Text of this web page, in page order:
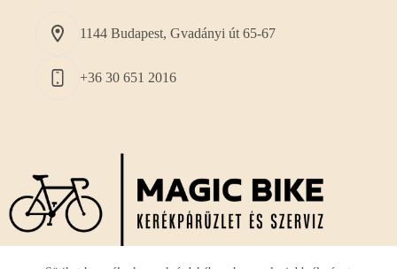
1144 Budapest, Gvadányi út 65-67
+36 30 651 2016